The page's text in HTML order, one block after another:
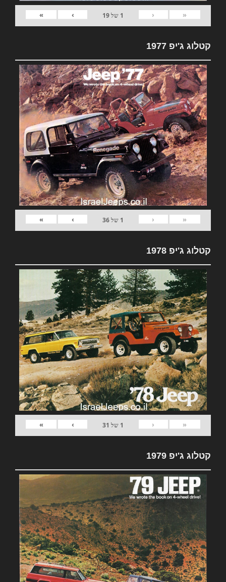
«
‹
1 של19
›
»
קטלוג ג'יפ 1977
«
‹
1 של36
›
»
קטלוג ג'יפ 1978
«
‹
1 של 31
›
»
קטלוג ג'יפ 1979